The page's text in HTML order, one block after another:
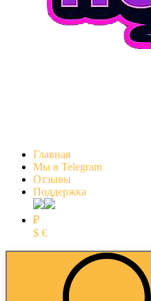
Главная
Мы в Telegram
Отзывы
Поддержка
₽
$ €